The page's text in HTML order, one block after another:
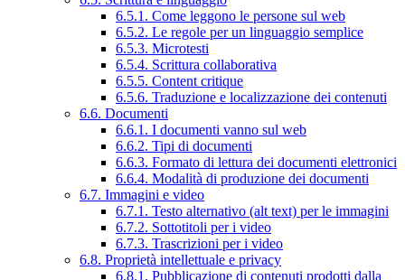
6.5.1. Come leggono le persone sul web
6.5.2. Le regole per un linguaggio semplice
6.5.3. Microtesti
6.5.4. Scrittura collaborativa
6.5.5. Content critique
6.5.6. Traduzione e localizzazione dei contenuti
6.6. Documenti
6.6.1. I documenti vanno sul web
6.6.2. Tipi di documenti
6.6.3. Formato di lettura dei documenti elettronici
6.6.4. Modalità di produzione dei documenti
6.7. Immagini e video
6.7.1. Testo alternativo (alt text) per le immagini
6.7.2. Sottotitoli per i video
6.7.3. Trascrizioni per i video
6.8. Proprietà intellettuale e privacy
6.8.1. Pubblicazione di contenuti prodotti dalla